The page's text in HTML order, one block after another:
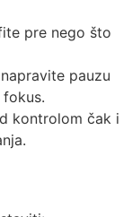
pre nego što
pauzu
kontrolom čak i